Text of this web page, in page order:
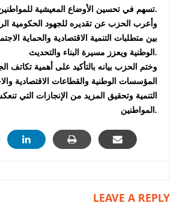
تسهم في تحسين الأوضاع المعيشية للمواطنين.
وأعرب الحزب عن تقديره للجهود الحكومية
بين متطلبات التنمية الاقتصادية والحماية
الوطنية ويعزز مسيرة البناء والتحديث.
وختم الحزب بيانه بالتأكيد على أهمية تكاتف
المؤسسات الوطنية والقطاعات الاقتصادية
التنمية وتحقيق المزيد من الإنجازات التي
المواطنين.
LEAVE A REPLY